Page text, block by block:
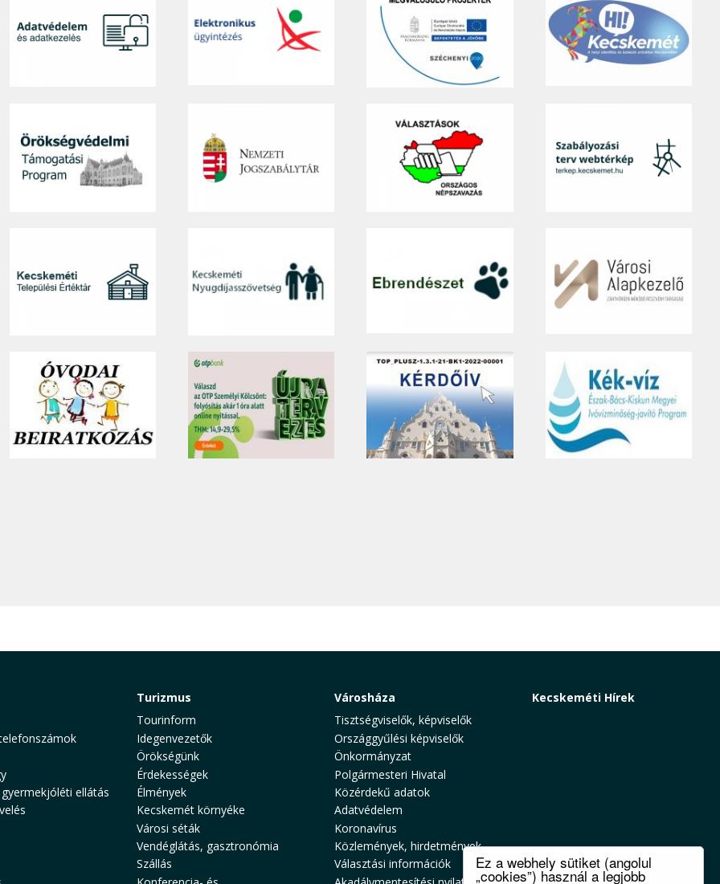
Ez a webhely sütiket (angolul
„cookies”) használ a legjobb
ellátás
Turizmus
Tourinform
Idegenvezetők
Örökségünk
Érdekességek
Élmények
Kecskemét környéke
Városi séták
Vendéglátás, gasztronómia
Szállás
Városháza
Tisztségviselők, képviselők
Országgyűlési képviselők
Önkormányzat
Polgármesteri Hivatal
Közérdekű adatok
Adatvédelem
Koronavírus
Közlemények, hirdetmények
Választási információk
Kecskeméti Hírek